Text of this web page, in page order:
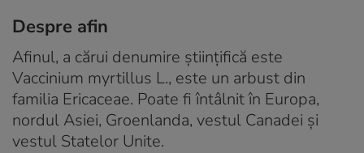
Despre afin
Afinul, a cărui denumire științifică este
Vaccinium myrtillus L., este un arbust din
familia Ericaceae. Poate fi întâlnit în Europa,
nordul Asiei, Groenlanda, vestul Canadei și
vestul Statelor Unite.